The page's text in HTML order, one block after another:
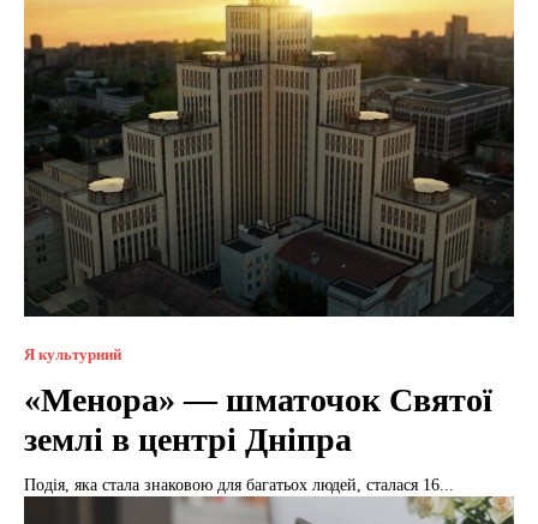
Я культурний
«Менора» — шматочок Святої
землі в центрі Дніпра
Подія, яка стала знаковою для багатьох людей, сталася 16...